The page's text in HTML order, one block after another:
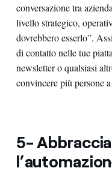
conversazione tra
livello strategico,
dovrebbero esserlo”.
di contatto nelle tue
newsletter o qualsiasi
convincere più persone
5- Abbraccia